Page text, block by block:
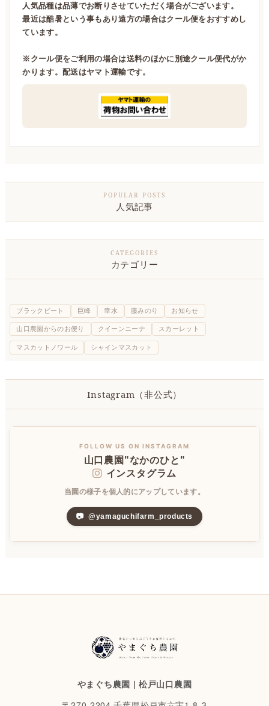
人気品種は品薄でお断りさせていただく場合がございます。
最近は酷暑という事もあり遠方の場合はクール便をおすすめし
ています。
※クール便をご利用の場合は送料のほかに別途クール便代がか
かります。配送はヤマト運輸です。
人気記事
カテゴリー
ブラックビート 巨峰 幸水 藤みのり お知らせ
山口農園からのお便り クイーンニーナ スカーレット
マスカットノワール シャインマスカット
Instagram（非公式）
FOLLOW US ON INSTAGRAM
山口農園"なかのひと"
インスタグラム
当園の様子を個人的にアップしています。
📷 @yamaguchifarm_products
やまぐち農園 | 松戸山口農園